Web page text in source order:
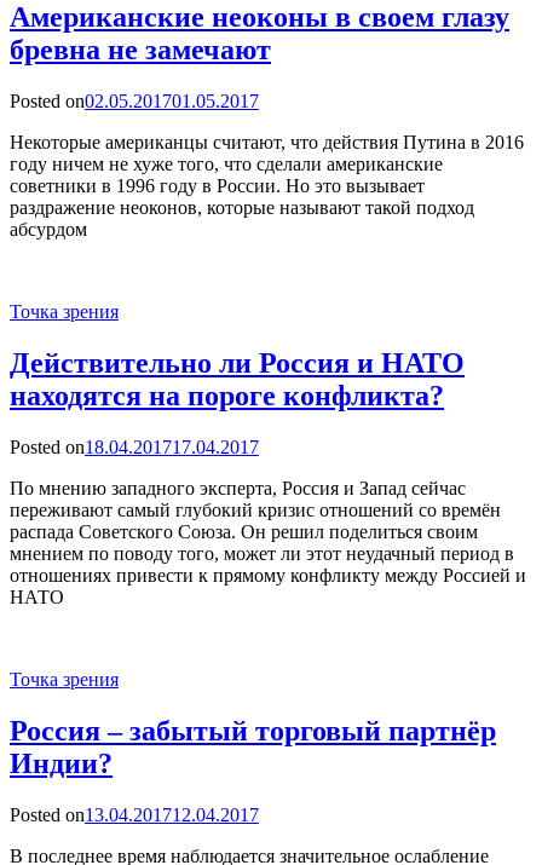
Американские неоконы в своем глазу
бревна не замечают
Posted on02.05.201701.05.2017
Некоторые американцы считают, что действия Путина в 2016
году ничем не хуже того, что сделали американские
советники в 1996 году в России. Но это вызывает
раздражение неоконов, которые называют такой подход
абсурдом
Точка зрения
Действительно ли Россия и НАТО
находятся на пороге конфликта?
Posted on18.04.201717.04.2017
По мнению западного эксперта, Россия и Запад сейчас
переживают самый глубокий кризис отношений со времён
распада Советского Союза. Он решил поделиться своим
мнением по поводу того, может ли этот неудачный период в
отношениях привести к прямому конфликту между Россией и
НАТО
Точка зрения
Россия – забытый торговый партнёр
Индии?
Posted on13.04.201712.04.2017
В последнее время наблюдается значительное ослабление